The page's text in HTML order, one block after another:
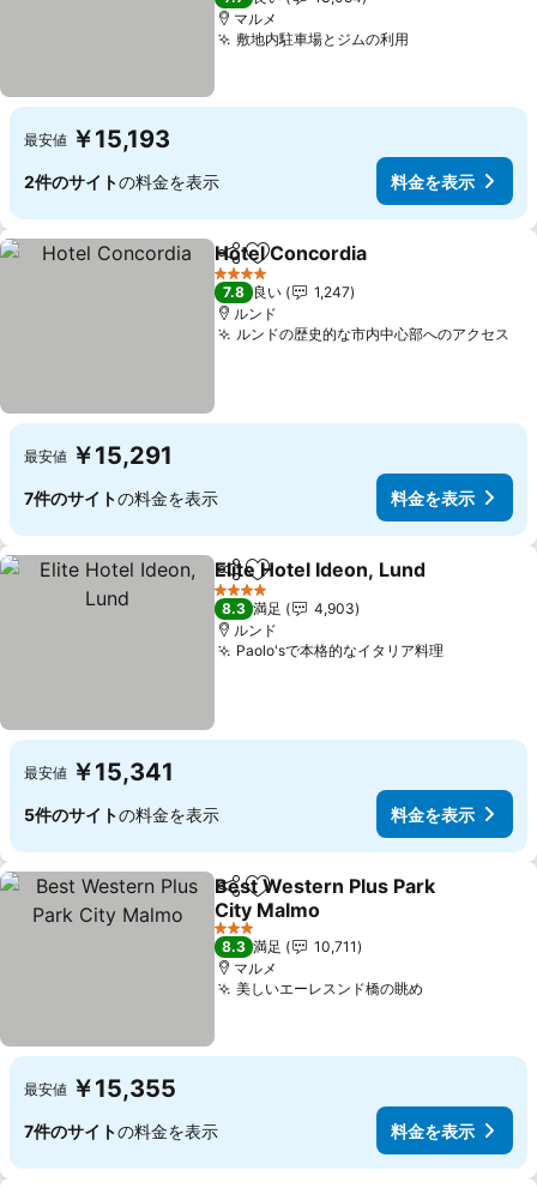
マルメ
敷地内駐車場とジムの利用
最安値 ￥15,193
2件のサイトの料金を表示 料金を表示
シェアお気に入りに追加
Hotel Concordia
4 ホテルのランク
7.8 良い
1,247
ルンド
ルンドの歴史的な市内中心部へのアクセス
最安値 ￥15,291
7件のサイトの料金を表示 料金を表示
シェアお気に入りに追加
Elite Hotel Ideon, Lund
4 ホテルのランク
8.3 満足
4,903
ルンド
Paolo'sで本格的なイタリア料理
最安値 ￥15,341
5件のサイトの料金を表示 料金を表示
シェアお気に入りに追加
Best Western Plus Park
City Malmo
3 ホテルのランク
8.3 満足
10,711
マルメ
美しいエーレスンド橋の眺め
最安値 ￥15,355
7件のサイトの料金を表示 料金を表示